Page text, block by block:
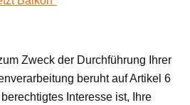
Zweck der Durchführung Ihrer
beruht auf Artikel 6
Interesse ist, Ihre